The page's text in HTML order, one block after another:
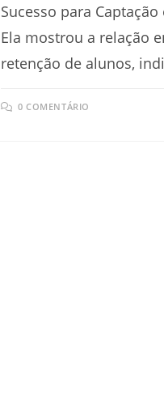
Sucesso para
Ela mostrou a relação
retenção de alunos,
0 COMENTÁRIO